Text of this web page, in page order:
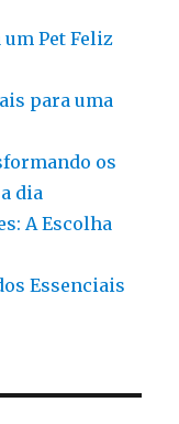
um Pet Feliz
para uma
os
dia
A Escolha
Essenciais